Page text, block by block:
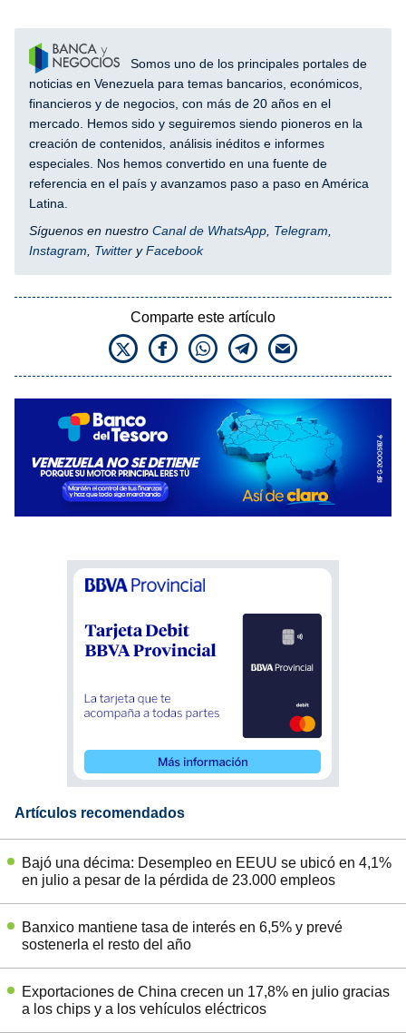
Somos uno de los principales portales de
noticias en Venezuela para temas bancarios, económicos,
financieros y de negocios, con más de 20 años en el
mercado. Hemos sido y seguiremos siendo pioneros en la
creación de contenidos, análisis inéditos e informes
especiales. Nos hemos convertido en una fuente de
referencia en el país y avanzamos paso a paso en América
Latina.
Síguenos en nuestro Canal de WhatsApp Telegram
Instagram
Twitter yFacebook
Comparte este artículo
Artículos recomendados
Bajó una décima: Desempleo en EEUU se ubicó en 4,1%
en julio a pesar de la pérdida de 23.000 empleos
Banxico mantiene tasa de interés en 6,5% y prevé
sostenerla el resto del año
Exportaciones de China crecen un 17,8% en julio gracias
a los chips y a los vehículos eléctricos